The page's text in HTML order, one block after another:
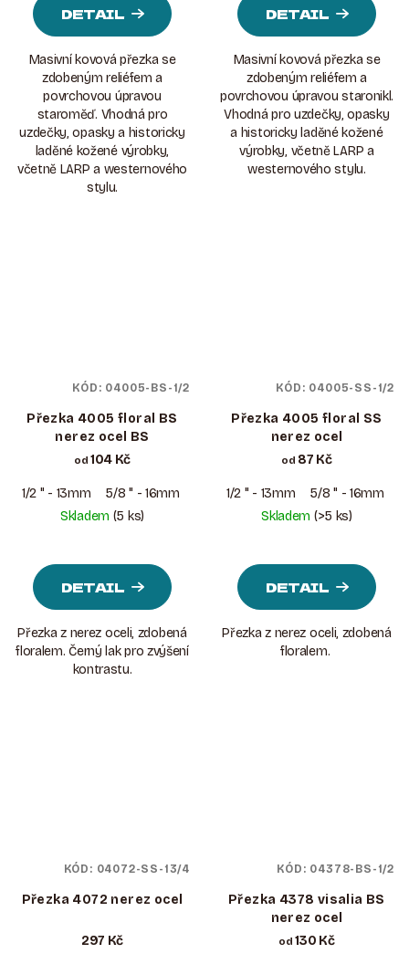
DETAIL
Masivní kovová přezka se
zdobeným reliéfem a
povrchovou úpravou
staroměď. Vhodná pro
uzdečky, opasky a historicky
laděné kožené výrobky,
včetně LARP a westernového
stylu.
DETAIL
Masivní kovová přezka se
zdobeným reliéfem a
povrchovou úpravou staronikl.
Vhodná pro uzdečky, opasky
a historicky laděné kožené
výrobky, včetně LARP a
westernového stylu.
Přezka 4005 floral BS
nerez ocel BS
od 104 Kč
1/2 " - 13mm 5/8 " - 16mm 3/4 " - 19mm 1 " – 25mm
1-1/4 " -
Skladem (5 ks)
DETAIL
Přezka z nerez oceli, zdobená
floralem. Černý lak pro zvýšení
kontrastu.
KÓD: 04005-BS-1/2
Přezka 4005 floral SS
nerez ocel
od 87 Kč
1/2 " - 13mm 5/8 " - 16mm
Skladem (>5 ks)
DETAIL
Přezka z nerez oceli, zdobená
floralem.
KÓD: 04005-SS-1/2
Přezka 4072 nerez ocel
297 Kč
KÓD: 04072-SS-13/4
Přezka 4378 visalia BS
nerez ocel
od 130 Kč
KÓD: 04378-BS-1/2